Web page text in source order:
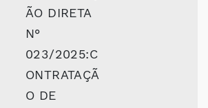
ÃO DIRETA
N°
023/2025:C
ONTRATAÇÃ
O DE